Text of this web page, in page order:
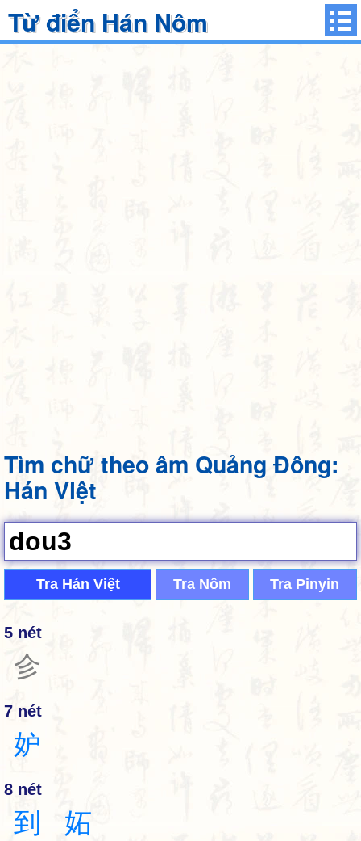
Từ điển Hán Nôm
Tìm chữ theo âm Quảng Đông:
Hán Việt
Tra Hán Việt Tra Nôm Tra Pinyin
5 nét
㐱
7 nét
妒
8 nét
到 妬